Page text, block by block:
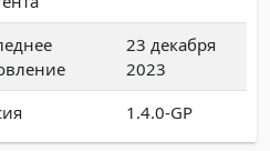
23 декабря
2023
1.4.0-GP